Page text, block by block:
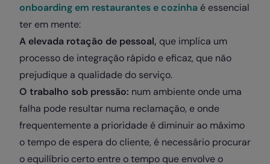
onboarding em restaurantes e cozinha é essencial
ter em mente:
A elevada rotação de pessoal, que implica um
processo de integração rápido e eficaz, que não
prejudique a qualidade do serviço.
O trabalho sob pressão: num ambiente onde uma
falha pode resultar numa reclamação, e onde
frequentemente a prioridade é diminuir ao máximo
o tempo de espera do cliente, é necessário procurar
o equilíbrio certo entre o tempo que envolve o